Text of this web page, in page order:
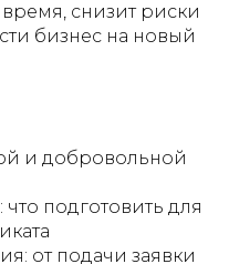
снизит риски
бизнес на новый
и добровольной
подготовить для
от подачи заявки